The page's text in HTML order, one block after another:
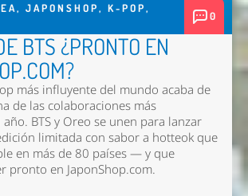
, JAPONSHOP, K-POP,
0
BTS ¿PRONTO EN
más influyente del mundo acaba de
de las colaboraciones más
BTS y Oreo se unen para lanzar
limitada con sabor a hotteok que
en más de 80 países — y que
pronto en JaponShop.com.